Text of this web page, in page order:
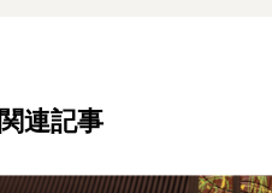
関連記事